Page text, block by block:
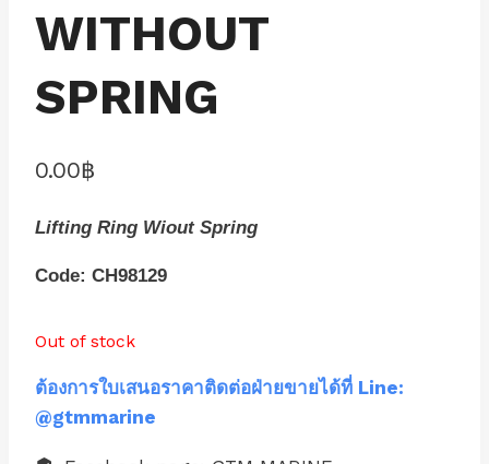
WITHOUT
SPRING
0.00฿
Lifting Ring Wiout Spring
Code: CH98129
Out of stock
ต้องการใบเสนอราคาติดต่อฝ่ายขายได้ที่ Line:
@gtmmarine